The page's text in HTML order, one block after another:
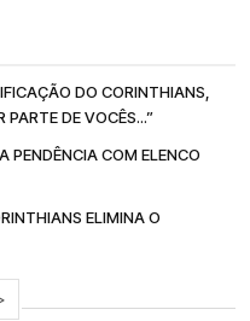
DO CORINTHIANS,
DE VOCÊS...”
PENDÊNCIA COM ELENCO
ELIMINA O